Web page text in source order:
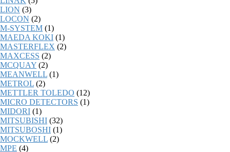
LION (3)
LOCON (2)
M-SYSTEM (1)
MAEDA KOKI (1)
MASTERFLEX (2)
MAXCESS (2)
MCQUAY (2)
MEANWELL (1)
METROL (2)
METTLER TOLEDO (12)
MICRO DETECTORS (1)
MIDORI (1)
MITSUBISHI (32)
MITSUBOSHI (1)
MOCKWELL (2)
MPE (4)